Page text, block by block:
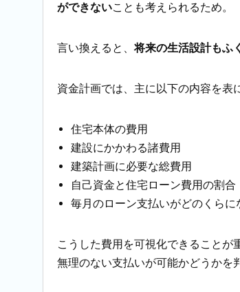
ができないことも考えられるため。
言い換えると、将来の生活設計もふ
資金計画では、主に以下の内容を表
住宅本体の費用
建設にかかわる諸費用
建築計画に必要な総費用
自己資金と住宅ローン費用の割合
毎月のローン支払いがどのくらに
こうした費用を可視化できることが
無理のない支払いが可能かどうかを